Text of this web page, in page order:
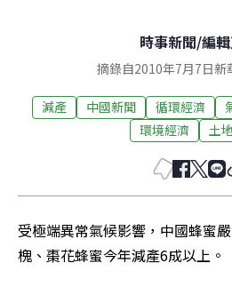
時事新聞/編
摘錄自2010年7月7日新
減產 中國新聞 循環經濟
環境經濟
土
受極端異常氣候影響，中國蜂蜜
槐、棗花蜂蜜今年減產6成以上。